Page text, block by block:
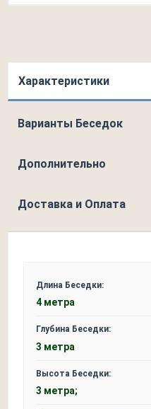
Характеристики
Варианты Беседок
Дополнительно
Доставка и Оплата
Длина Беседки:
4 метра
Глубина Беседки:
3 метра
Высота Беседки:
3 метра;